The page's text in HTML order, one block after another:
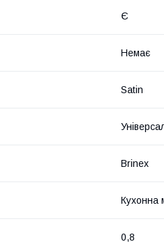
Є
Немає
Satin
Brinex
Кухонна
0,8